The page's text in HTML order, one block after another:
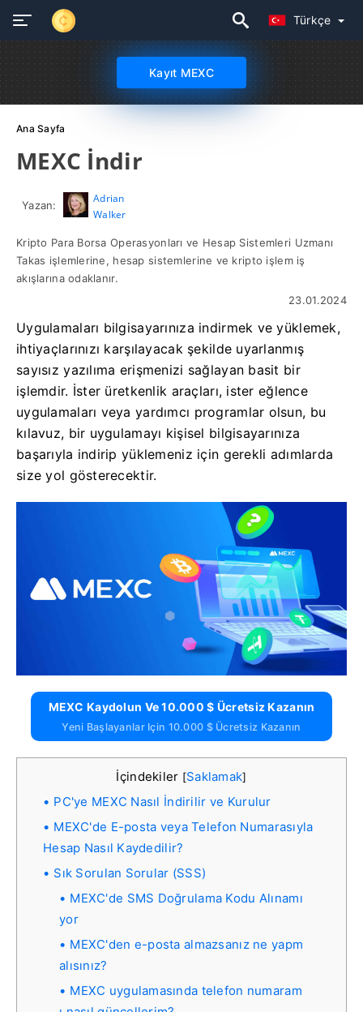
Türkçe
Kayıt MEXC
Ana Sayfa
MEXC İndir
Yazan:
Adrian
Walker
Kripto Para Borsa Operasyonları ve Hesap Sistemleri Uzmanı
Takas işlemlerine, hesap sistemlerine ve kripto işlem iş
akışlarına odaklanır.
23.01.2024
Uygulamaları bilgisayarınıza indirmek ve yüklemek,
ihtiyaçlarınızı karşılayacak şekilde uyarlanmış
sayısız yazılıma erişmenizi sağlayan basit bir
işlemdir. İster üretkenlik araçları, ister eğlence
uygulamaları veya yardımcı programlar olsun, bu
kılavuz, bir uygulamayı kişisel bilgisayarınıza
başarıyla indirip yüklemeniz için gerekli adımlarda
size yol gösterecektir.
MEXC Kaydolun Ve 10.000 $ Ücretsiz Kazanın
Yeni Başlayanlar Için 10.000 $ Ücretsiz Kazanın
İçindekiler [Saklamak]
PC'ye MEXC Nasıl İndirilir ve Kurulur
MEXC'de E-posta veya Telefon Numarasıyla
Hesap Nasıl Kaydedilir?
Sık Sorulan Sorular (SSS)
MEXC'de SMS Doğrulama Kodu Alınamı
yor
MEXC'den e-posta almazsanız ne yapm
alısınız?
MEXC uygulamasında telefon numaram